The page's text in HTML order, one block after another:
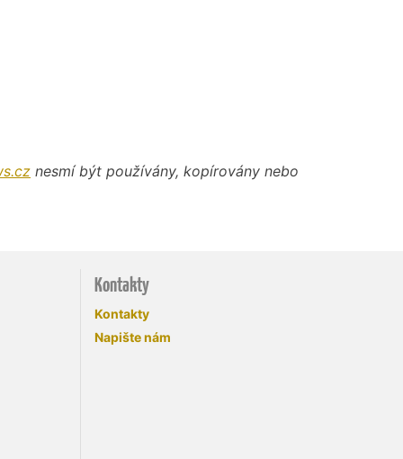
nesmí být používány, kopírovány nebo
Kontakty
Kontakty
Napište nám